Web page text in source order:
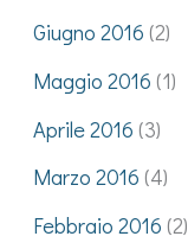
Giugno 2016 (2)
Maggio 2016 (1)
Aprile 2016 (3)
Marzo 2016 (4)
Febbraio 2016 (2)